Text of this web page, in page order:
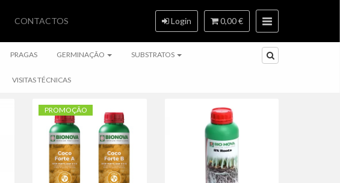
CONTACTOS Login 0,00 €
PRAGAS GERMINAÇÃO SUBSTRATOS
VISITAS TÉCNICAS
PROMOÇÃO